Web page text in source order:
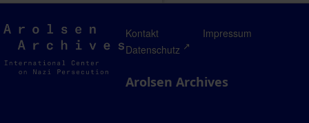
Arolsen
Archives
Kontakt
Impressum
Datenschutz
Arolsen Archives